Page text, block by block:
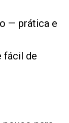
— prática e
fácil de